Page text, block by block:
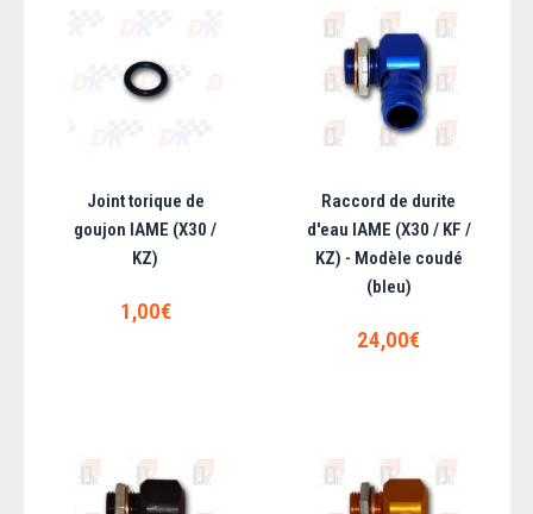
Ecrou de culasse IAME - noir | 10351
Joint torique de
goujon IAME (X30 /
KZ)
1,00€
Raccord de durite
d'eau IAME (X30 / KF /
KZ) - Modèle coudé
(bleu)
24,00€